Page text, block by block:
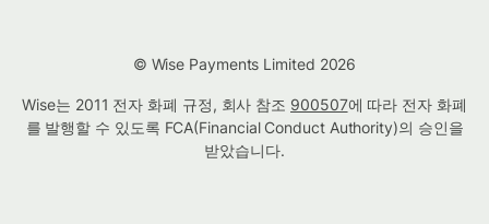
© Wise Payments Limited 2026
Wise는 2011 전자 화폐 규정, 회사 참조 900507에 따라 전자 화폐
를 발행할 수 있도록 FCA(Financial Conduct Authority)의 승인을
받았습니다.